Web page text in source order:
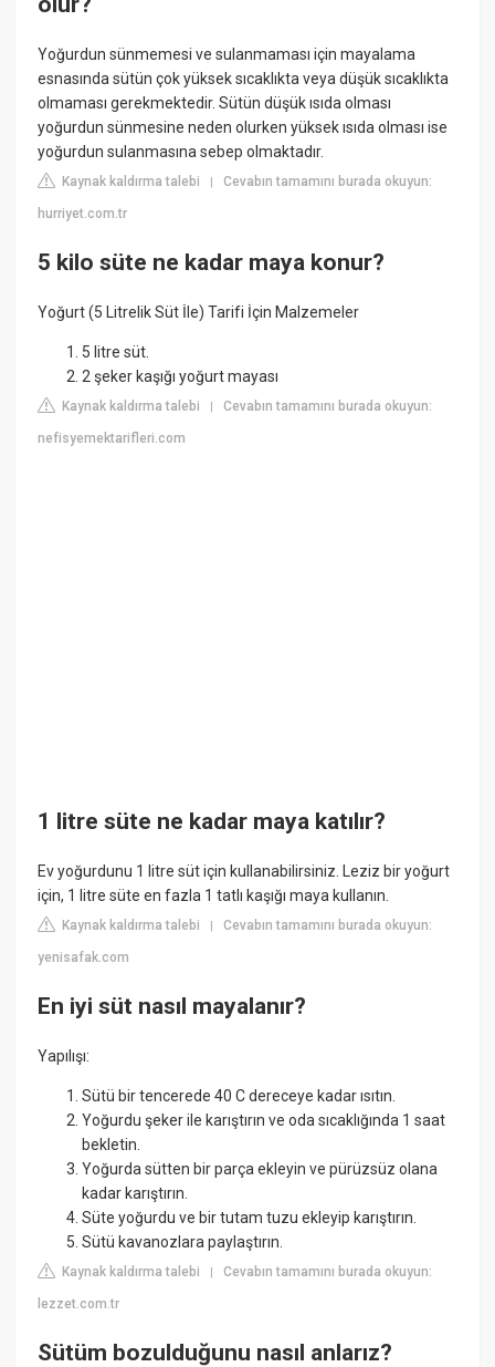
Yoğurdun sünmemesi ve sulanmaması için mayalama
esnasında sütün çok yüksek sıcaklıkta veya düşük sıcaklıkta
olmaması gerekmektedir. Sütün düşük ısıda olması
yoğurdun sünmesine neden olurken yüksek ısıda olması ise
yoğurdun sulanmasına sebep olmaktadır.
Kaynak kaldırma talebi |Cevabın tamamını burada okuyun:
hurriyet.com.tr
5 kilo süte ne kadar maya konur?
Yoğurt (5 Litrelik Süt İle) Tarifi İçin Malzemeler
5 litre süt.
2 şeker kaşığı yoğurt mayası
Kaynak kaldırma talebi |Cevabın tamamını burada okuyun:
nefisyemektarifleri.com
1 litre süte ne kadar maya katılır?
Ev yoğurdunu 1 litre süt için kullanabilirsiniz. Leziz bir yoğurt
için, 1 litre süte en fazla 1 tatlı kaşığı maya kullanın.
Kaynak kaldırma talebi |Cevabın tamamını burada okuyun:
yenisafak.com
En iyi süt nasıl mayalanır?
Yapılışı:
Sütü bir tencerede 40 C dereceye kadar ısıtın.
Yoğurdu şeker ile karıştırın ve oda sıcaklığında 1 saat
bekletin.
Yoğurda sütten bir parça ekleyin ve pürüzsüz olana
kadar karıştırın.
Süte yoğurdu ve bir tutam tuzu ekleyip karıştırın.
Sütü kavanozlara paylaştırın.
Kaynak kaldırma talebi |Cevabın tamamını burada okuyun:
lezzet.com.tr
Sütüm bozulduğunu nasıl anlarız?